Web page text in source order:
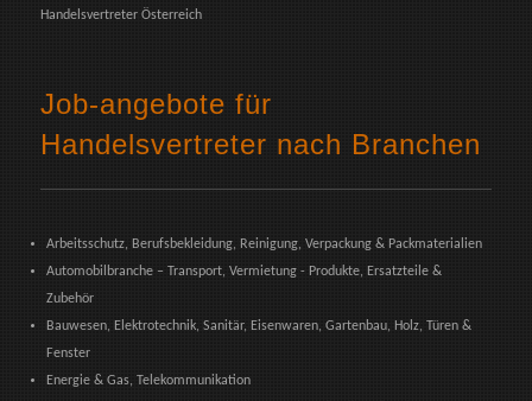
Handelsvertreter Österreich
Job-angebote für
Handelsvertreter nach Branchen
Arbeitsschutz, Berufsbekleidung, Reinigung, Verpackung & Packmaterialien
Automobilbranche – Transport, Vermietung - Produkte, Ersatzteile &
Zubehör
Bauwesen, Elektrotechnik, Sanitär, Eisenwaren, Gartenbau, Holz, Türen &
Fenster
Energie & Gas, Telekommunikation